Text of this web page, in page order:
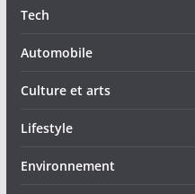
Tech
Automobile
Culture et arts
Lifestyle
Environnement